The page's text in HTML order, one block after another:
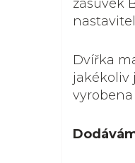
zásuvek
Dvířka
jakékoliv
vyrobena